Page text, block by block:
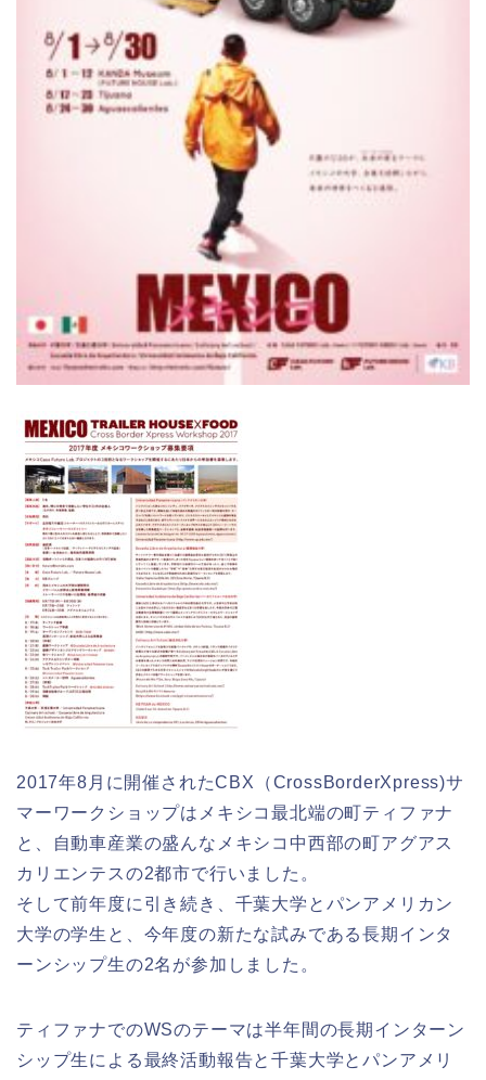
2017年8月に開催されたCBX（CrossBorderXpress)サ
マーワークショップはメキシコ最北端の町ティファナ
と、自動車産業の盛んなメキシコ中西部の町アグアス
カリエンテスの2都市で行いました。
そして前年度に引き続き、千葉大学とパンアメリカン
大学の学生と、今年度の新たな試みである長期インタ
ーンシップ生の2名が参加しました。
ティファナでのWSのテーマは半年間の長期インターン
シップ生による最終活動報告と千葉大学とパンアメリ